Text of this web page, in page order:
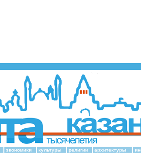
экономики культуры религии архитектуры